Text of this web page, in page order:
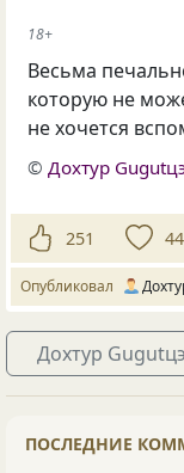
18+
Весьма
которую не
не хочется
© Дохтур
251 44
Опубликовал
Дохтур
ПОСЛЕДНИЕ